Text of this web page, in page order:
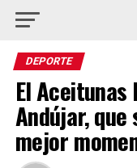
DEPORTE
El
Andújar,
mejor